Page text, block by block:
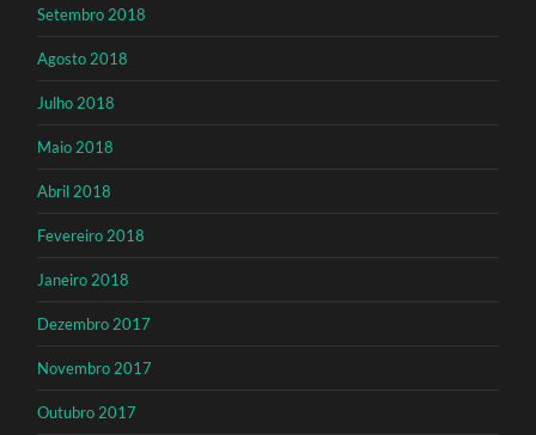
Setembro 2018
Agosto 2018
Julho 2018
Maio 2018
Abril 2018
Fevereiro 2018
Janeiro 2018
Dezembro 2017
Novembro 2017
Outubro 2017